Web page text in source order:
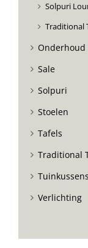
Solpuri
Traditional
Onderhoud
Sale
Solpuri
Stoelen
Tafels
Traditional
Tuinkussens
Verlichting